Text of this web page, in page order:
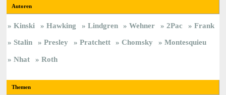
Autoren
Kinski Hawking Lindgren Wehner 2Pac
Frank
Stalin
Presley Pratchett Chomsky
Montesquieu
Nhat
Roth
Themen